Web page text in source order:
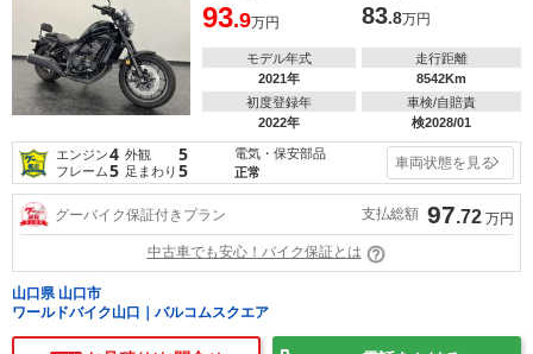
93.9万円 83.8万円
モデル年式
2021年
走行距離
8542Km
初度登録年
2022年
車検/自賠責
検2028/01
エンジン4 外観 5
フレーム5 足まわり 5
電気・保安部品
正常
車両状態を見る
グーバイク保証付きプラン 支払総額 97.72 万円
中古車でも安心！バイク保証とは
山口県 山口市
ワールドバイク山口｜バルコムスクエア